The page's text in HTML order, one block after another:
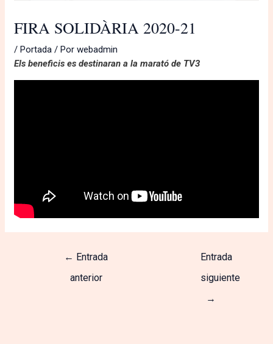
FIRA SOLIDÀRIA 2020-21
/ Portada / Porwebadmin
Els beneficis es destinaran a la marató de TV3
← Entrada
anterior
Entrada
siguiente
→